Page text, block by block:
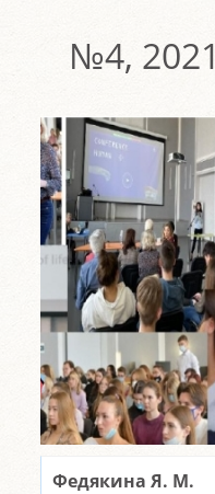
№4, 2021
Федякина Я. М.